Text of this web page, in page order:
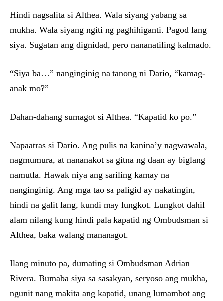
Hindi nagsalita si Althea. Wala siyang yabang sa
mukha. Wala siyang ngiti ng paghihiganti. Pagod lang
siya. Sugatan ang dignidad, pero nananatiling kalmado.
“Siya ba…” nanginginig na tanong ni Dario, “kamag-
anak mo?”
Dahan-dahang sumagot si Althea. “Kapatid ko po.”
Napaatras si Dario. Ang pulis na kanina’y nagwawala,
nagmumura, at nananakot sa gitna ng daan ay biglang
namutla. Hawak niya ang sariling kamay na
nanginginig. Ang mga tao sa paligid ay nakatingin,
hindi na galit lang, kundi may lungkot. Lungkot dahil
alam nilang kung hindi pala kapatid ng Ombudsman si
Althea, baka walang mananagot.
Ilang minuto pa, dumating si Ombudsman Adrian
Rivera. Bumaba siya sa sasakyan, seryoso ang mukha,
ngunit nang makita ang kapatid, unang lumambot ang